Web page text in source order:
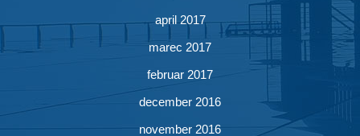
april 2017
marec 2017
februar 2017
december 2016
november 2016